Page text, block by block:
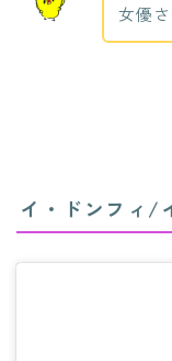
女優さ
イ・ドンフィ/